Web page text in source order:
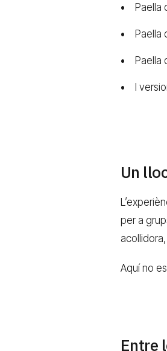
Paella
Paella
Paella
I
Un
per a
Aquí no
Entre